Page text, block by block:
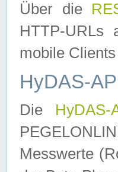
Über die
HTTP-URLs
mobile
HyDAS-
Die HyDAS-
Messwerte